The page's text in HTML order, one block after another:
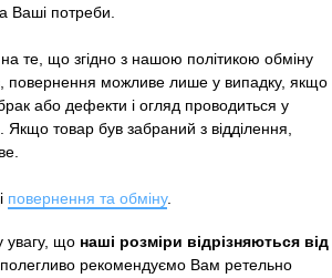
Ваші потреби.
те, що згідно з нашою політикою обміну
повернення можливе лише у випадку, якщо
або дефекти і огляд проводиться у
Якщо товар був забраний з відділення,
повернення та обміну.
увагу, що наші розміри відрізняються від
рекомендуємо Вам ретельно